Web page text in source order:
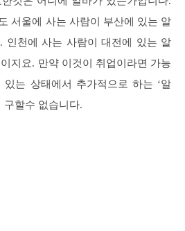
서울에 사는 사람이 부산에 있는 알
인천에 사는 사람이 대전에 있는 알
지요. 만약 이것이 취업이라면 가능
있는 상태에서 추가적으로 하는 ‘알
구할수 없습니다.